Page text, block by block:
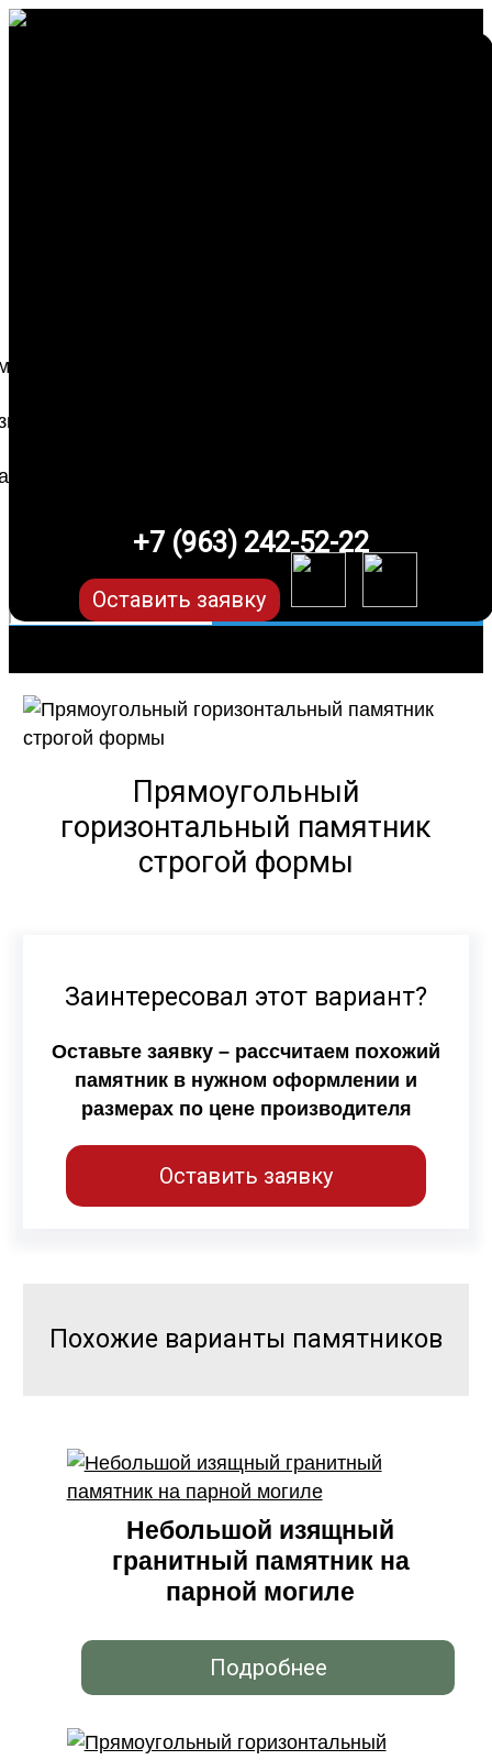
+7 (963) 242-52-22
Оставить заявку
Прямоугольный
горизонтальный памятник
строгой формы
Заинтересовал этот вариант?
Оставьте заявку – рассчитаем похожий
памятник в нужном оформлении и
размерах по цене производителя
Оставить заявку
Похожие варианты памятников
Небольшой изящный
гранитный памятник на
парной могиле
Подробнее